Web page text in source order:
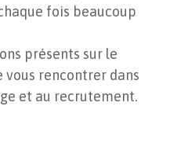
fois beaucoup
présents sur le
rencontrer dans
et au recrutement.